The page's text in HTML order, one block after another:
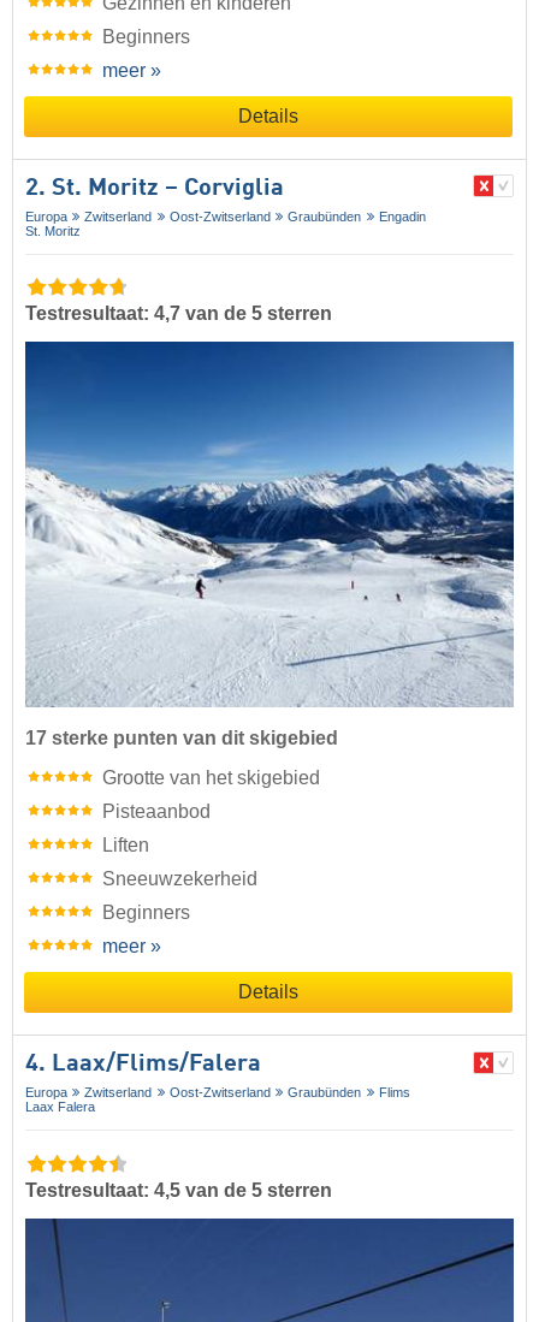
Beginners
meer »
Details
2. St. Moritz – Corviglia
Europa Zwitserland Oost-Zwitserland Graubünden
Engadin
St. Moritz
Testresultaat: 4,7 van de 5 sterren
17 sterke punten van dit skigebied
Grootte van het skigebied
Pisteaanbod
Liften
Sneeuwzekerheid
Beginners
meer »
Details
4. Laax/​Flims/​Falera
Europa Zwitserland Oost-Zwitserland Graubünden
Flims
Laax Falera
Testresultaat: 4,5 van de 5 sterren